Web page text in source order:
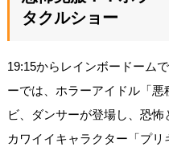
タクルショー
19:15からレインボードーム
ーでは、ホラーアイドル「
ビ、ダンサーが登場し、恐
カワイイキャラクター「プ